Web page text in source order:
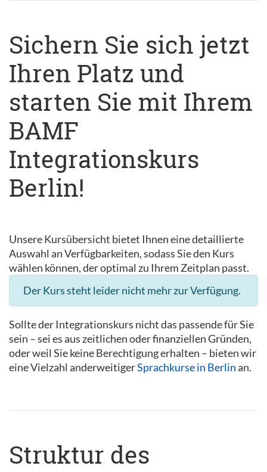
Sichern Sie sich jetzt
Ihren Platz und
starten Sie mit Ihrem
BAMF
Integrationskurs
Berlin!
Unsere Kursübersicht bietet Ihnen eine detaillierte
Auswahl an Verfügbarkeiten, sodass Sie den Kurs
wählen können, der optimal zu Ihrem Zeitplan passt.
Der Kurs steht leider nicht mehr zur Verfügung.
Sollte der Integrationskurs nicht das passende für Sie
sein – sei es aus zeitlichen oder finanziellen Gründen,
oder weil Sie keine Berechtigung erhalten – bieten wir
eine Vielzahl anderweitigerSprachkurse in Berlinan.
Struktur des